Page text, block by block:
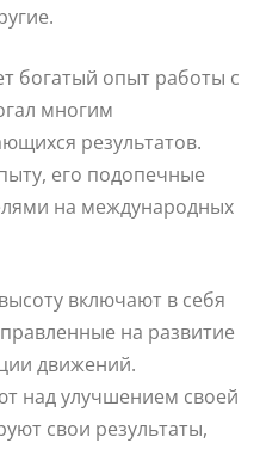
богатый опыт работы с
многим
результатов.
его подопечные
на международных
включают в себя
на развитие
движений.
над улучшением своей
свои результаты,